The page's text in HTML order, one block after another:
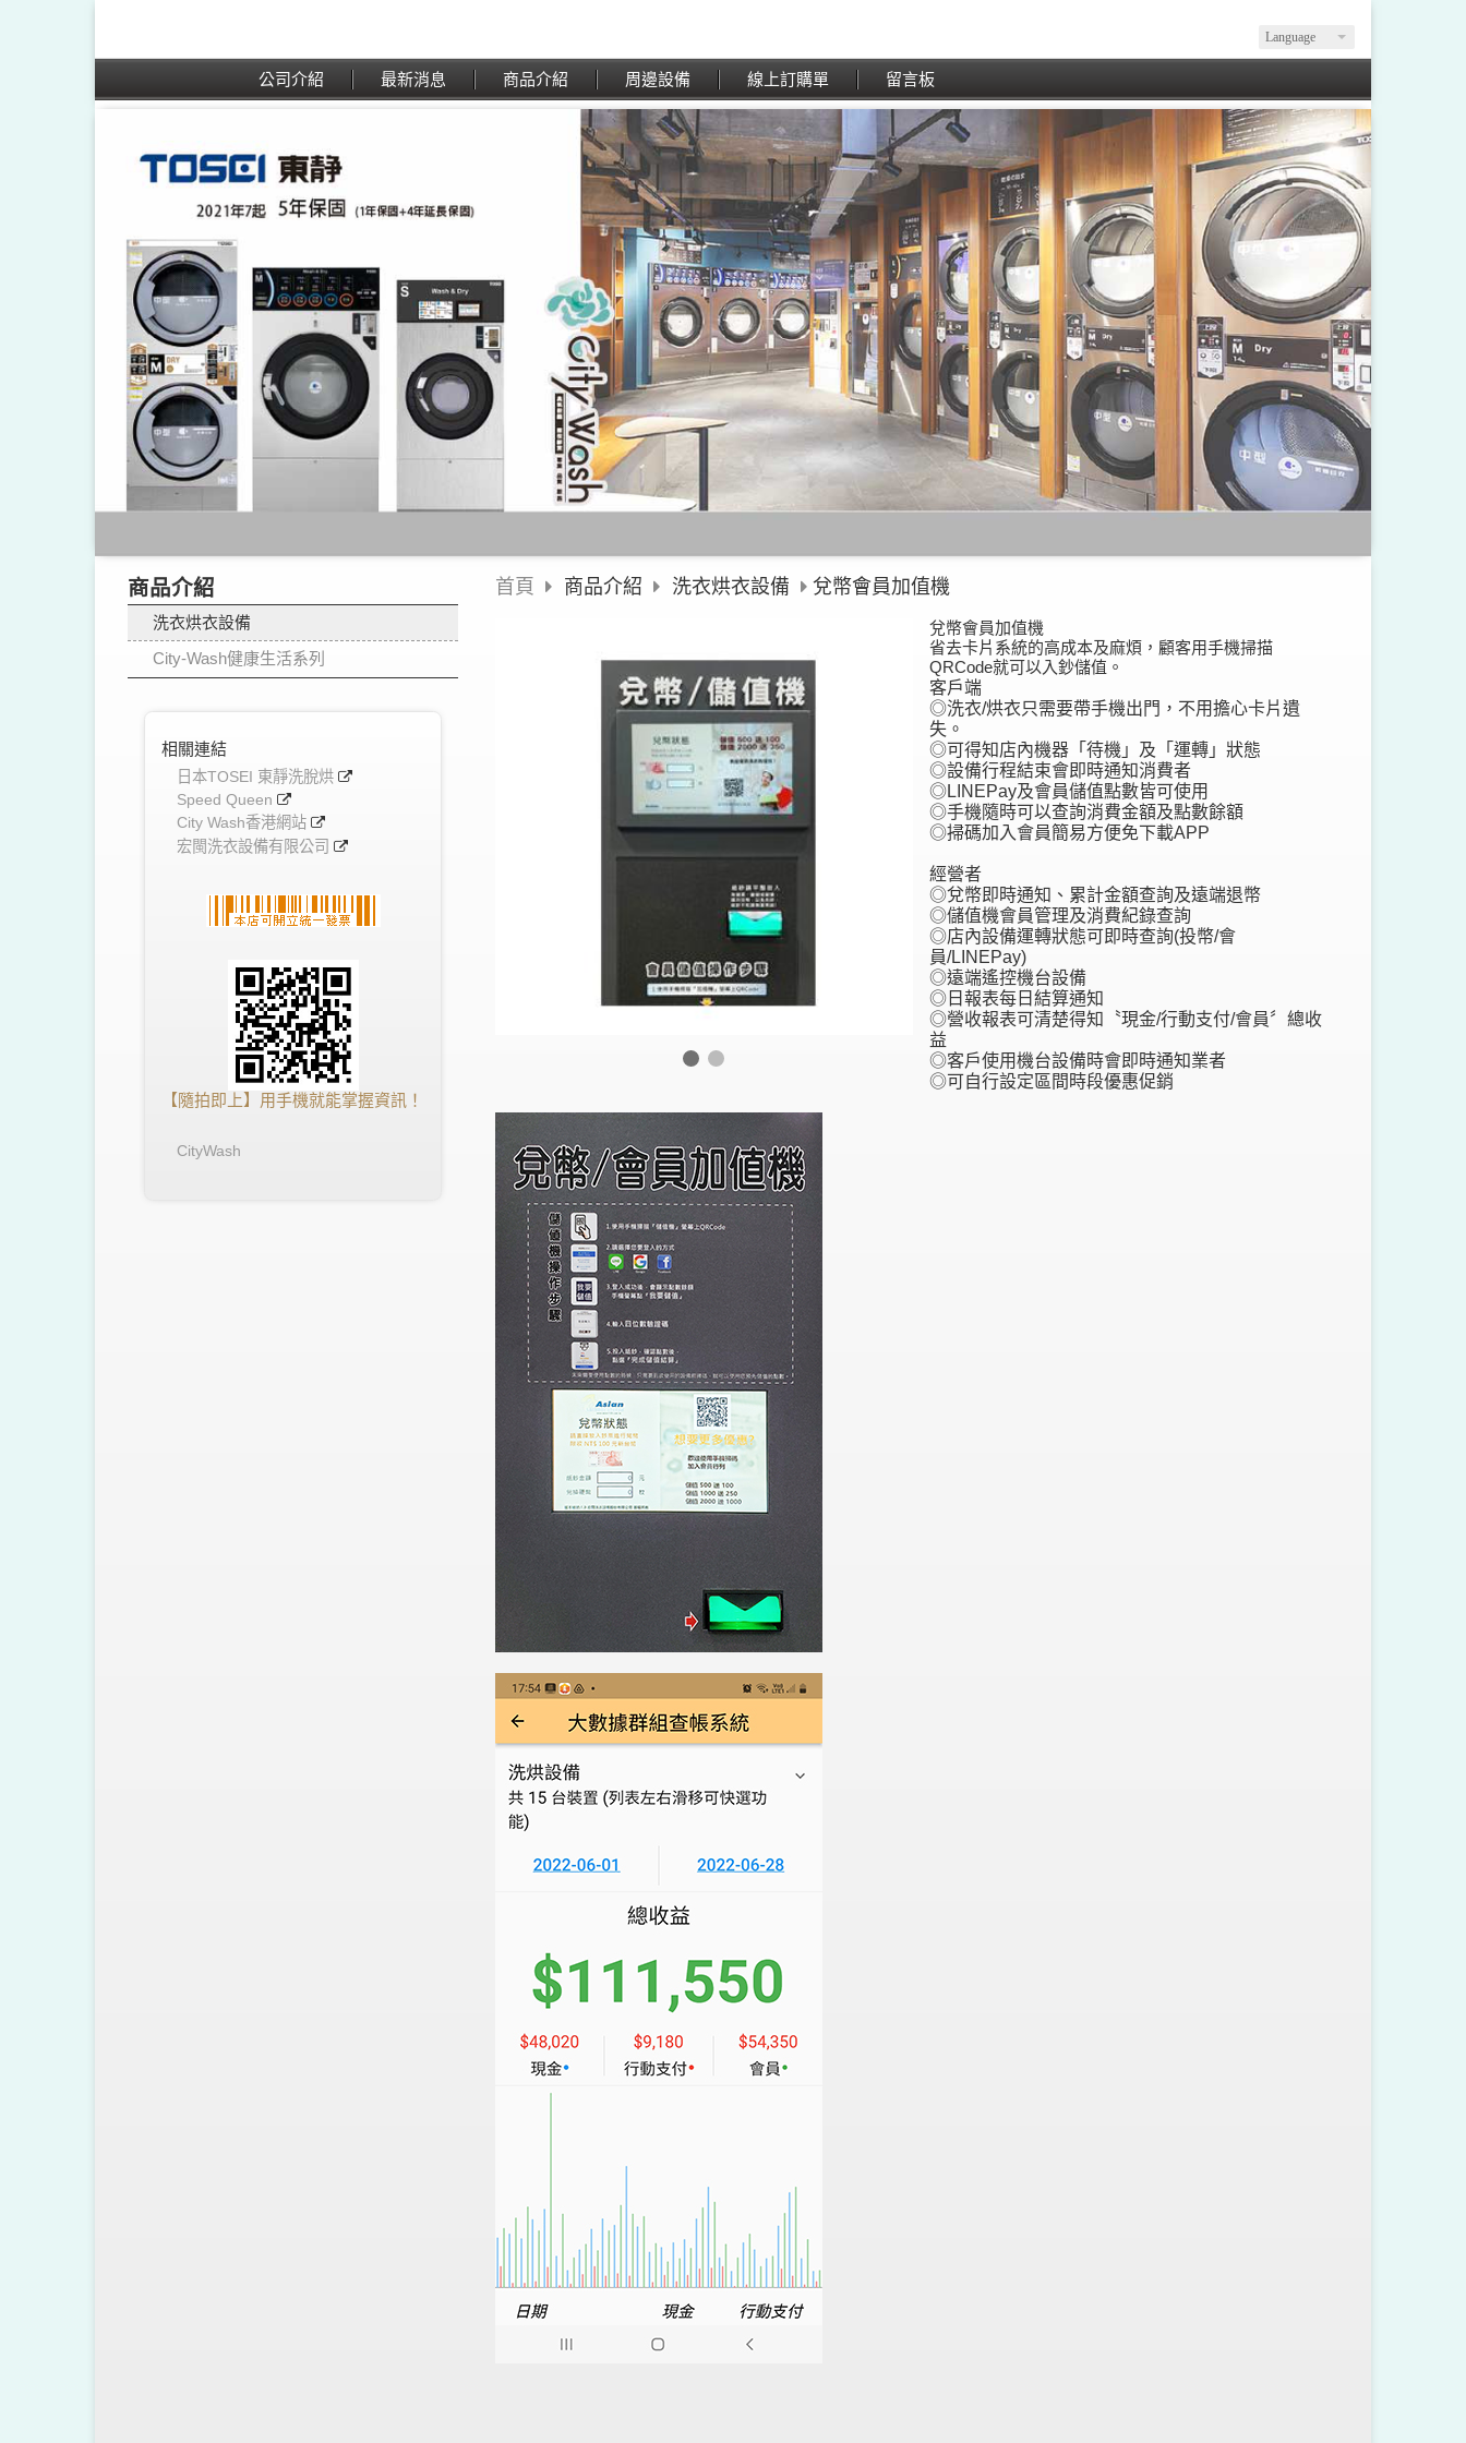
Language
公司介紹 最新消息 商品介紹 周邊設備 線上訂購單 留言板
商品介紹
洗衣烘衣設備
City-Wash健康生活系列
相關連結
日本TOSEI 東靜洗脫烘
Speed Queen
City Wash香港網站
宏閩洗衣設備有限公司
【隨拍即上】用手機就能掌握資訊！
CityWash
首頁 商品介紹 洗衣烘衣設備 兌幣會員加值機
兌幣會員加值機
省去卡片系統的高成本及麻煩，顧客用手機掃描
QRCode就可以入鈔儲值。
客戶端
◎洗衣/烘衣只需要帶手機出門，不用擔心卡片遺
失。
◎可得知店內機器「待機」及「運轉」狀態
◎設備行程結束會即時通知消費者
◎LINEPay及會員儲值點數皆可使用
◎手機隨時可以查詢消費金額及點數餘額
◎掃碼加入會員簡易方便免下載APP
經營者
◎兌幣即時通知、累計金額查詢及遠端退幣
◎儲值機會員管理及消費紀錄查詢
◎店內設備運轉狀態可即時查詢(投幣/會
員/LINEPay)
◎遠端遙控機台設備
◎日報表每日結算通知
◎營收報表可清楚得知〝現金/行動支付/會員〞總收
益
◎客戶使用機台設備時會即時通知業者
◎可自行設定區間時段優惠促銷